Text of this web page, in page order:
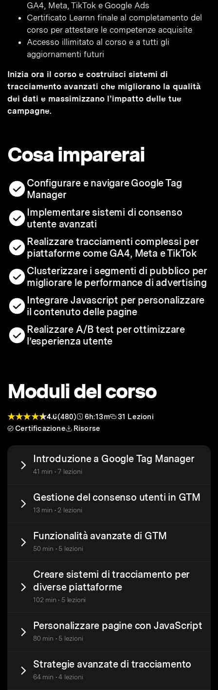
GA4, Meta, TikTok e Google Ads
Certificato Learnn finale al completamento del
corso per attestare le competenze acquisite
Accesso illimitato al corso e a tutti gli
aggiornamenti futuri
Inizia ora il corso e costruisci sistemi di
tracciamento avanzati che migliorano la qualità
dei dati e massimizzano l’impatto delle tue
campagne.
Cosa imparerai
Configurare e navigare Google Tag
Manager
Implementare sistemi di consenso
utente avanzati
Realizzare tracciamenti complessi per
piattaforme come GA4, Meta e TikTok
Clusterizzare i segmenti di pubblico per
migliorare le performance di advertising
Integrare Javascript per personalizzare
il contenuto delle pagine
Realizzare A/B test per ottimizzare
l’esperienza utente
Moduli del corso
4.6(480) 6h:13m
31 Lezioni
Certificazione
Risorse
Introduzione a Google Tag Manager
41 min • 7 lezioni
Gestione del consenso utenti in GTM
13 min • 2 lezioni
Funzionalità avanzate di GTM
50 min • 5 lezioni
Creare sistemi di tracciamento per
diverse piattaforme
102 min • 5 lezioni
Personalizzare pagine con JavaScript
80 min • 5 lezioni
Strategie avanzate di tracciamento
64 min • 4 lezioni